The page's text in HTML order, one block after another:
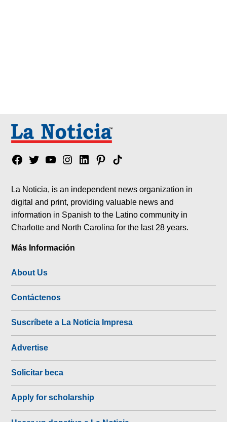
Facebook
TwitterYouTubeInstagram
LinkedinPinterest
Tik
La Noticia, is an independent news organization in
digital and print, providing valuable news and
information in Spanish to the Latino community in
Charlotte and North Carolina for the last 28 years.
Más Información
About Us
Contáctenos
Suscríbete a La Noticia Impresa
Advertise
Solicitar beca
Apply for scholarship